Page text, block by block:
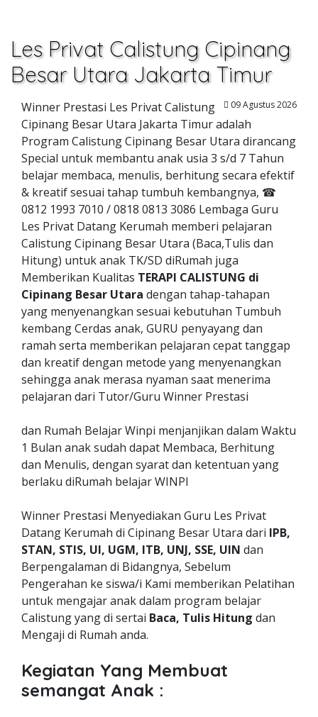
Les Privat Calistung Cipinang
Besar Utara Jakarta Timur
09 Agustus 2026
Winner Prestasi Les Privat Calistung
Cipinang Besar Utara Jakarta Timur adalah
Program Calistung Cipinang Besar Utara dirancang
Special untuk membantu anak usia 3 s/d 7 Tahun
belajar membaca, menulis, berhitung secara efektif
& kreatif sesuai tahap tumbuh kembangnya, ☎
0812 1993 7010 / 0818 0813 3086 Lembaga Guru
Les Privat Datang Kerumah memberi pelajaran
Calistung Cipinang Besar Utara (Baca,Tulis dan
Hitung) untuk anak TK/SD diRumah juga
Memberikan Kualitas TERAPI CALISTUNG di
Cipinang Besar Utara dengan tahap-tahapan
yang menyenangkan sesuai kebutuhan Tumbuh
kembang Cerdas anak, GURU penyayang dan
ramah serta memberikan pelajaran cepat tanggap
dan kreatif dengan metode yang menyenangkan
sehingga anak merasa nyaman saat menerima
pelajaran dari Tutor/Guru Winner Prestasi
dan Rumah Belajar Winpi menjanjikan dalam Waktu
1 Bulan anak sudah dapat Membaca, Berhitung
dan Menulis, dengan syarat dan ketentuan yang
berlaku diRumah belajar WINPI
Winner Prestasi Menyediakan Guru Les Privat
Datang Kerumah di Cipinang Besar Utara dari IPB,
STAN, STIS, UI, UGM, ITB, UNJ, SSE, UIN dan
Berpengalaman di Bidangnya, Sebelum
Pengerahan ke siswa/i Kami memberikan Pelatihan
untuk mengajar anak dalam program belajar
Calistung yang di sertai Baca, Tulis Hitung dan
Mengaji di Rumah anda.
Kegiatan Yang Membuat
semangat Anak :